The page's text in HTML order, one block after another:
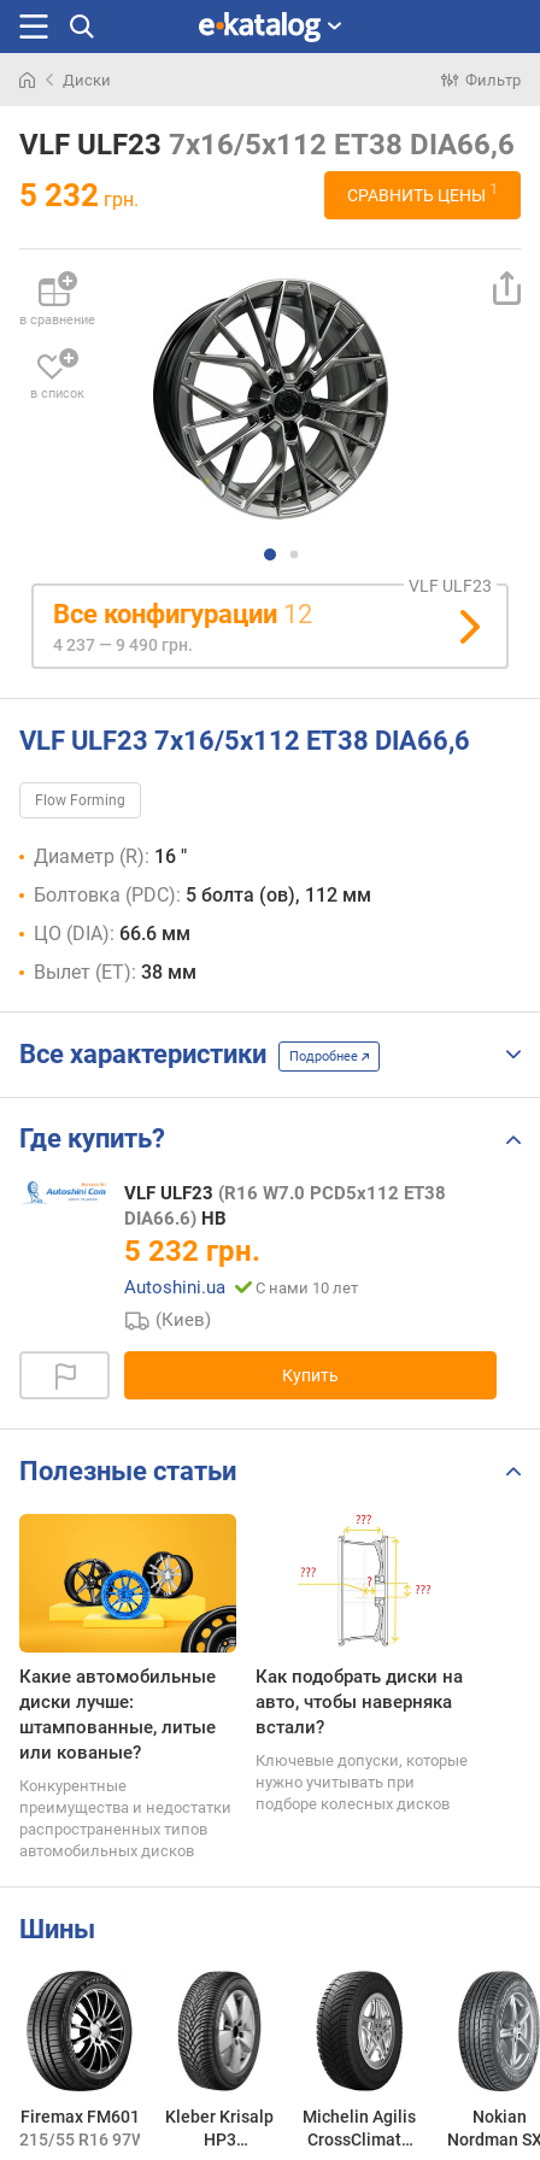
раньше
Диски Фильтр
VLF ULF23 7x16/5x112 ET38 DIA66,6
5 232 грн. СРАВНИТЬ ЦЕНЫ 1
в сравнение
в список
VLF ULF23
Все конфигурации 12
4 237 — 9 490 грн.
VLF ULF23 7x16/5x112 ET38 DIA66,6
Flow Forming
Диаметр (R): 16 "
Болтовка (PDC): 5 болта (ов), 112 мм
ЦО (DIA): 66.6 мм
Вылет (ET): 38 мм
Все характеристики Подробнее
Где купить?
VLF ULF23 (R16 W7.0 PCD5x112 ET38
DIA66.6) HB
5 232 грн.
Autoshini.ua С нами 10 лет
(Киев)
Купить
Полезные статьи
Какие автомобильные
диски лучше:
штампованные, литые
или кованые?
Конкурентные
преимущества и недостатки
распространенных типов
автомобильных дисков
Как подобрать диски на
авто, чтобы наверняка
встали?
Ключевые допуски, которые
нужно учитывать при
подборе колесных дисков
Шины
Firemax FM601
215/55 R16 97W
Kleber Krisalp
HP3
Michelin Agilis
CrossClimate
Nokian
Nordman